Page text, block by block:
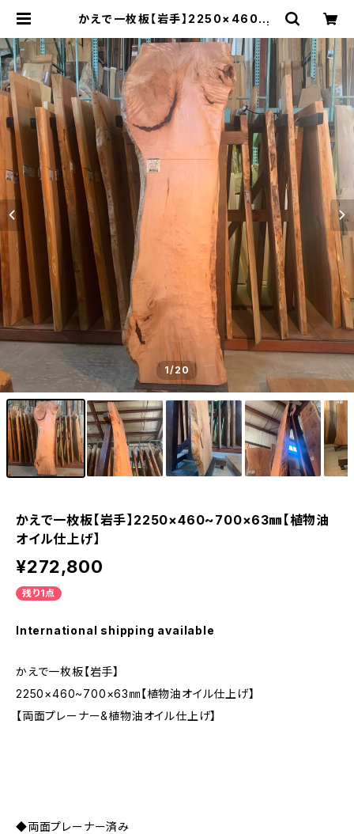
かえで一枚板【岩手】2250×460~7
木の店さんもく
1/20
かえで一枚板【岩手】2250×460~700×63㎜【植物油
オイル仕上げ】
¥272,800
残り1点
International shipping available
かえで一枚板【岩手】
2250×460~700×63㎜【植物油オイル仕上げ】
【両面プレーナー&植物油オイル仕上げ】
◆両面プレーナー済み